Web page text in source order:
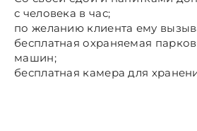
с человека в час;
по желанию клиента ему
бесплатная охраняемая
машин;
бесплатная камера для